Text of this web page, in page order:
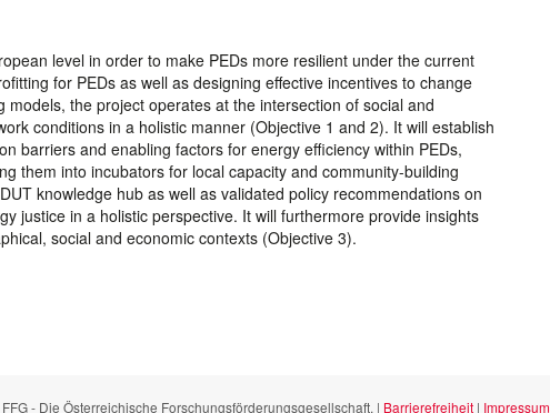
level in order to make PEDs more resilient under the current
for PEDs as well as designing effective incentives to change
the project operates at the intersection of social and
conditions in a holistic manner (Objective 1 and 2). It will establish
barriers and enabling factors for energy efficiency within PEDs,
them into incubators for local capacity and community-building
knowledge hub as well as validated policy recommendations on
justice in a holistic perspective. It will furthermore provide insights
social and economic contexts (Objective 3).
- Die Österreichische Forschungsförderungsgesellschaft. | Barrierefreiheit | Impressum